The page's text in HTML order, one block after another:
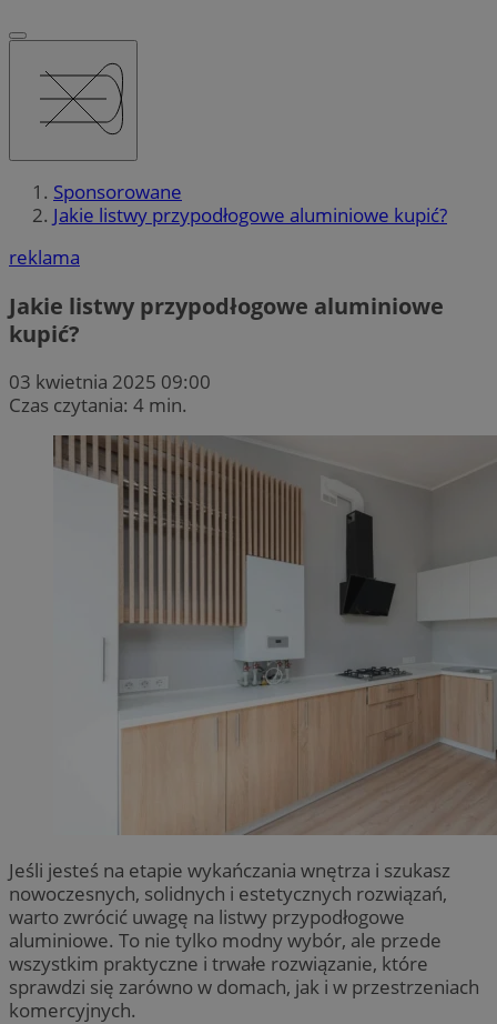
Sponsorowane
Jakie listwy przypodłogowe aluminiowe kupić?
reklama
Jakie listwy przypodłogowe aluminiowe
kupić?
03 kwietnia 2025 09:00
Czas czytania: 4 min.
Jeśli jesteś na etapie wykańczania wnętrza i szukasz
nowoczesnych, solidnych i estetycznych rozwiązań,
warto zwrócić uwagę na listwy przypodłogowe
aluminiowe. To nie tylko modny wybór, ale przede
wszystkim praktyczne i trwałe rozwiązanie, które
sprawdzi się zarówno w domach, jak i w przestrzeniach
komercyjnych.